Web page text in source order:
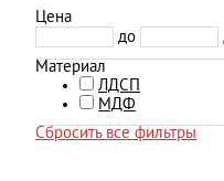
Цена
до
Материал
ЛДСП
МДФ
Сбросить все фильтры